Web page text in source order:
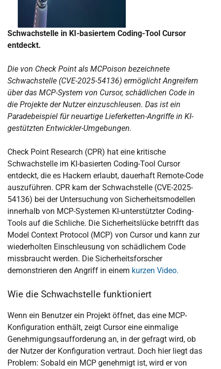
Schwachstelle in KI-basiertem Coding-Tool Cursor
entdeckt.
Die von Check Point als MCPoison bezeichnete
Schwachstelle (CVE-2025-54136) ermöglicht Angreifern
über das MCP-System von Cursor, schädlichen Code in
die Projekte der Nutzer einzuschleusen. Das ist ein
Paradebeispiel für neuartige Lieferketten-Angriffe in KI-
gestützten Entwickler-Umgebungen.
Check Point Research (CPR) hat eine kritische
Schwachstelle im KI-basierten Coding-Tool Cursor
entdeckt, die es Hackern erlaubt, dauerhaft Remote-Code
auszuführen. CPR kam der Schwachstelle (CVE-2025-
54136) bei der Untersuchung von Sicherheitsmodellen
innerhalb von MCP-Systemen KI-unterstützter Coding-
Tools auf die Schliche. Die Sicherheitslücke betrifft das
Model Context Protocol (MCP) von Cursor und kann zur
wiederholten Einschleusung von schädlichem Code
missbraucht werden. Die Sicherheitsforscher
demonstrieren den Angriff in einem kurzen Video.
Wie die Schwachstelle funktioniert
Wenn ein Benutzer ein Projekt öffnet, das eine MCP-
Konfiguration enthält, zeigt Cursor eine einmalige
Genehmigungsaufforderung an, in der gefragt wird, ob
der Nutzer der Konfiguration vertraut. Doch hier liegt das
Problem: Sobald ein MCP genehmigt ist, wird er von